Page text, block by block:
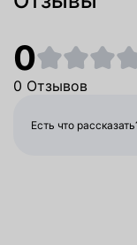
0
0 Отзывов
Есть что